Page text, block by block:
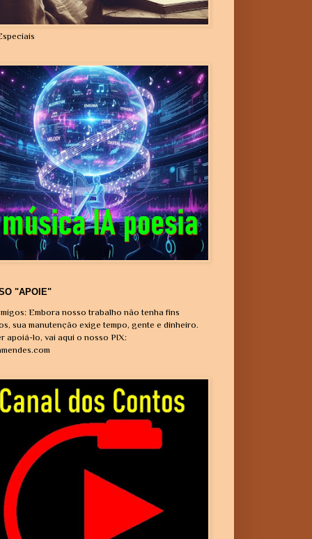
"APOIE"
Embora nosso trabalho não tenha fins
sua manutenção exige tempo, gente e dinheiro.
apoiá-lo, vai aqui o nosso PIX: